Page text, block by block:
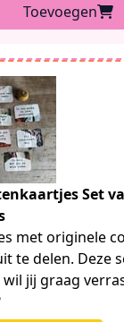
Toevoegen
Set
met originele
te delen. Deze
wil jij graag